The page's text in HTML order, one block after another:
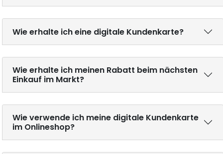
Wie erhalte ich eine digitale Kundenkarte?
Wie erhalte ich meinen Rabatt beim nächsten
Einkauf im Markt?
Wie verwende ich meine digitale Kundenkarte
im Onlineshop?